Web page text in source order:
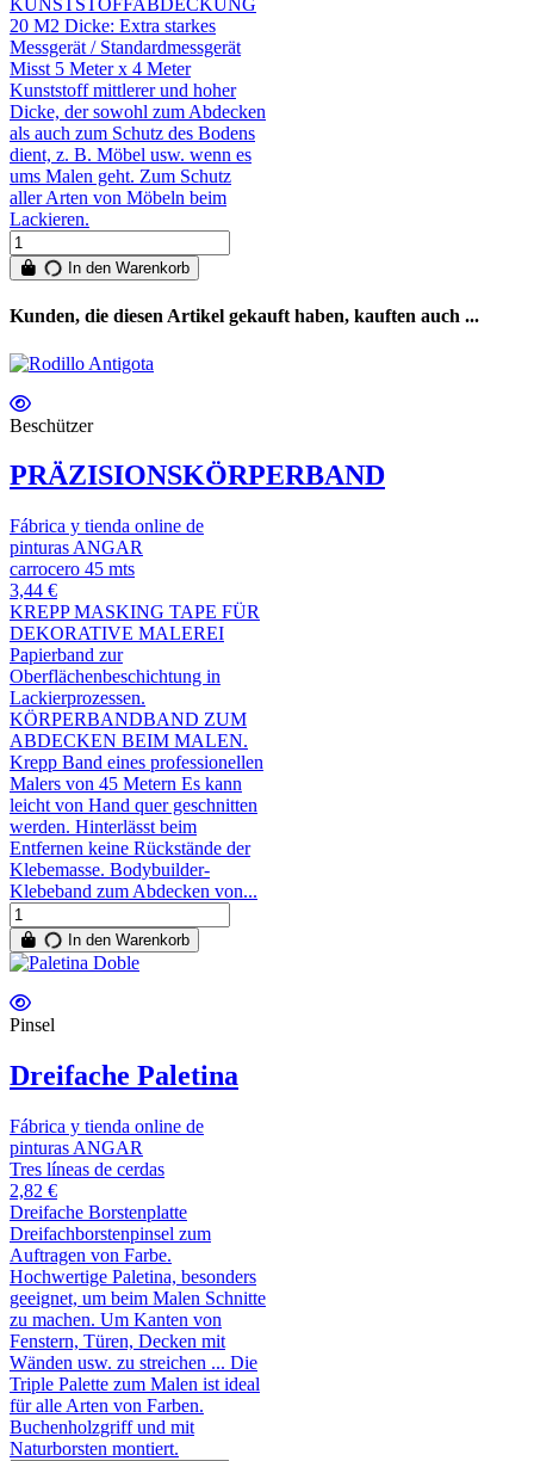
KUNSTSTOFFABDECKUNG
20 M2 Dicke: Extra starkes
Messgerät / Standardmessgerät
Misst 5 Meter x 4 Meter
Kunststoff mittlerer und hoher
Dicke, der sowohl zum Abdecken
als auch zum Schutz des Bodens
dient, z. B. Möbel usw. wenn es
ums Malen geht. Zum Schutz
aller Arten von Möbeln beim
Lackieren.
In den Warenkorb
Kunden, die diesen Artikel gekauft haben, kauften auch ...
Beschützer
PRÄZISIONSKÖRPERBAND
Fábrica y tienda online de
pinturas ANGAR
carrocero 45 mts
3,44 €
KREPP MASKING TAPE FÜR
DEKORATIVE MALEREI
Papierband zur
Oberflächenbeschichtung in
Lackierprozessen.
KÖRPERBANDBAND ZUM
ABDECKEN BEIM MALEN.
Krepp Band eines professionellen
Malers von 45 Metern Es kann
leicht von Hand quer geschnitten
werden. Hinterlässt beim
Entfernen keine Rückstände der
Klebemasse. Bodybuilder-
Klebeband zum Abdecken von...
In den Warenkorb
Pinsel
Dreifache Paletina
Fábrica y tienda online de
pinturas ANGAR
Tres líneas de cerdas
2,82 €
Dreifache Borstenplatte
Dreifachborstenpinsel zum
Auftragen von Farbe.
Hochwertige Paletina, besonders
geeignet, um beim Malen Schnitte
zu machen. Um Kanten von
Fenstern, Türen, Decken mit
Wänden usw. zu streichen ... Die
Triple Palette zum Malen ist ideal
für alle Arten von Farben.
Buchenholzgriff und mit
Naturborsten montiert.